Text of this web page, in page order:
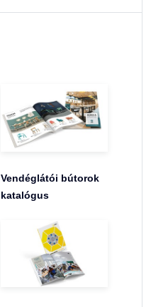
Vendéglátói bútorok
katalógus